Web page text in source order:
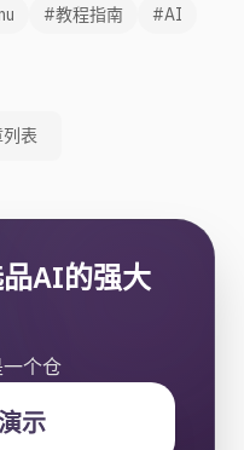
#教程指南
#AI
表
AI的强大
个仓
示